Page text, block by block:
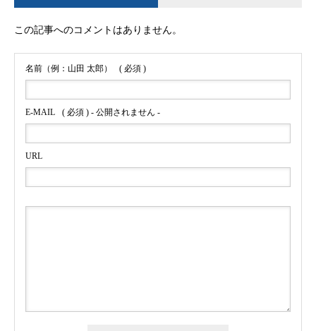
この記事へのコメントはありません。
名前（例：山田 太郎） ( 必須 )
E-MAIL ( 必須 ) - 公開されません -
URL